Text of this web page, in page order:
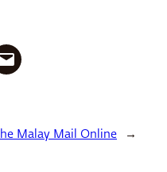
Malay Mail Online →